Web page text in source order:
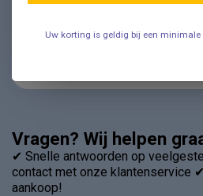
Vragen? Wij helpen
✔ Snelle antwoorden op
contact met onze klantenservice
aankoop!
nieuwe aanbiedingen Meld u nu
Uw korting is geldig bij een